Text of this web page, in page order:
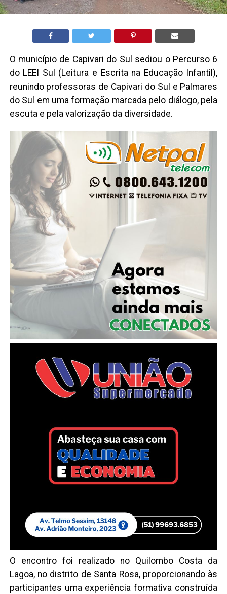
O município de Capivari do Sul sediou o Percurso 6
do LEEI Sul (Leitura e Escrita na Educação Infantil),
reunindo professoras de Capivari do Sul e Palmares
do Sul em uma formação marcada pelo diálogo, pela
escuta e pela valorização da diversidade.
O encontro foi realizado no Quilombo Costa da
Lagoa, no distrito de Santa Rosa, proporcionando às
participantes uma experiência formativa construída